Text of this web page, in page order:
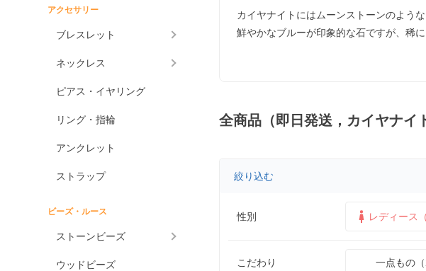
アクセサリー
ブレスレット
ネックレス
ピアス・イヤリング
リング・指輪
アンクレット
ストラップ
ビーズ・ルース
ストーンビーズ
ウッドビーズ
カイヤナイトにはムーンストーンのよう
鮮やかなブルーが印象的な石ですが、稀
全商品（即日発送，カイヤナイ
絞り込む
性別 レディース
こだわり 一点もの（